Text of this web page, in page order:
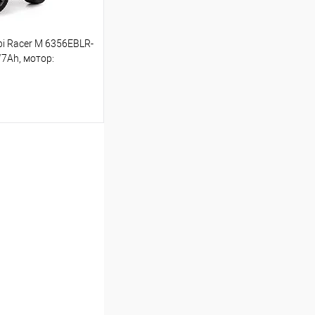
протягом 2-5 днів
з переобліком
Racer M 6356EBLR-
мотор: